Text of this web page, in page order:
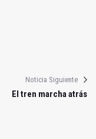
Noticia Siguiente
El tren marcha atrás